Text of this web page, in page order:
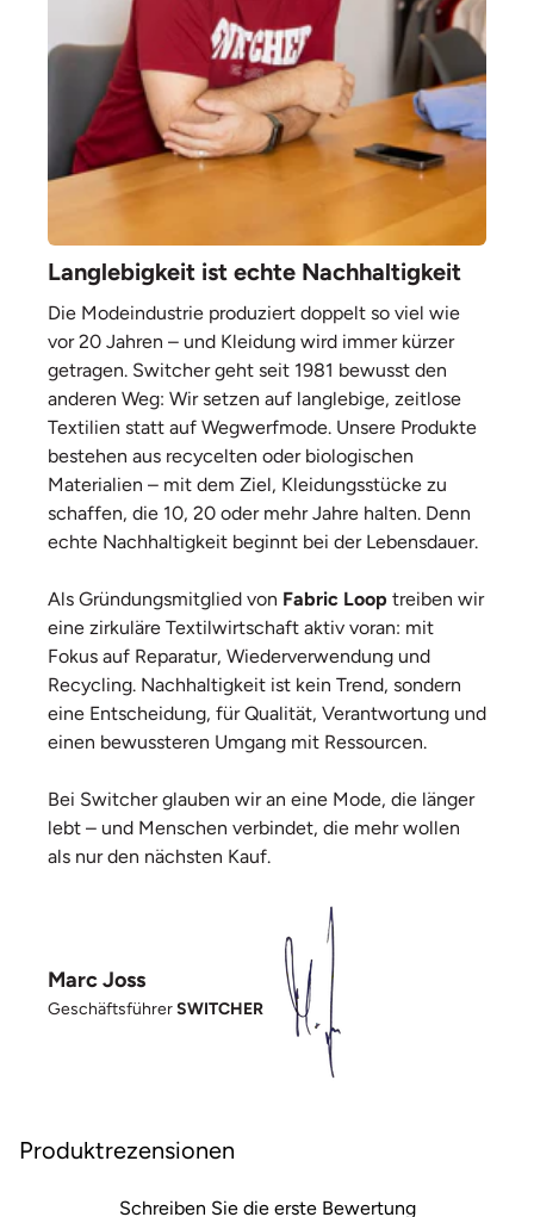
Langlebigkeit ist echte Nachhaltigkeit
Die Modeindustrie produziert doppelt so viel wie
vor 20 Jahren – und Kleidung wird immer kürzer
getragen. Switcher geht seit 1981 bewusst den
anderen Weg: Wir setzen auf langlebige, zeitlose
Textilien statt auf Wegwerfmode. Unsere Produkte
bestehen aus recycelten oder biologischen
Materialien – mit dem Ziel, Kleidungsstücke zu
schaffen, die 10, 20 oder mehr Jahre halten. Denn
echte Nachhaltigkeit beginnt bei der Lebensdauer.
Als Gründungsmitglied von Fabric Loop treiben wir
eine zirkuläre Textilwirtschaft aktiv voran: mit
Fokus auf Reparatur, Wiederverwendung und
Recycling. Nachhaltigkeit ist kein Trend, sondern
eine Entscheidung, für Qualität, Verantwortung und
einen bewussteren Umgang mit Ressourcen.
Bei Switcher glauben wir an eine Mode, die länger
lebt – und Menschen verbindet, die mehr wollen
als nur den nächsten Kauf.
Marc Joss
GeschäftsführerSWITCHER
Produktrezensionen
Schreiben Sie die erste Bewertung